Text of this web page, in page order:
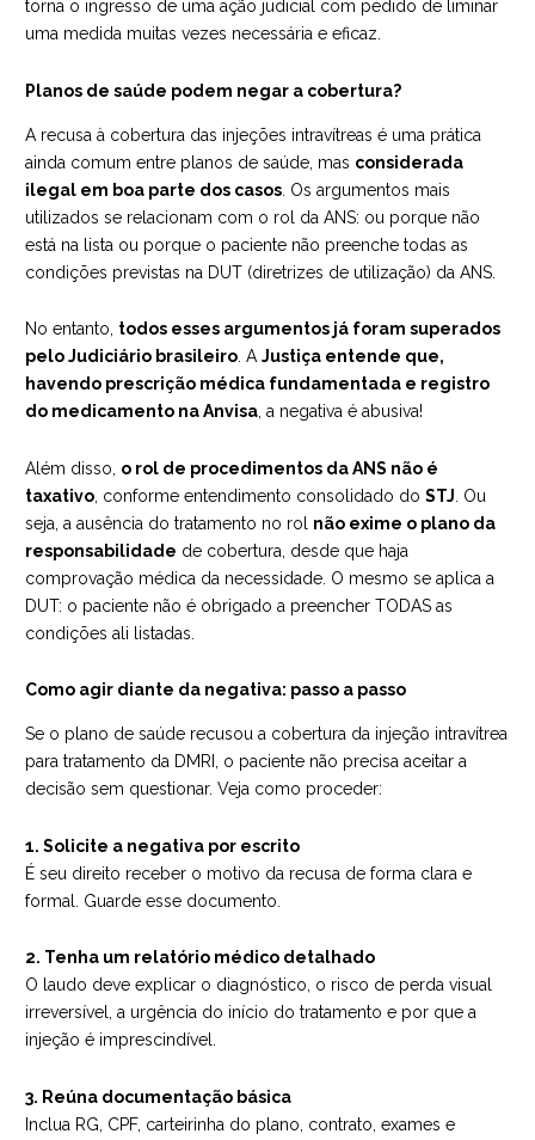
torna o ingresso de uma ação judicial com pedido de liminar
uma medida muitas vezes necessária e eficaz.
Planos de saúde podem negar a cobertura?
A recusa à cobertura das injeções intravítreas é uma prática
ainda comum entre planos de saúde, mas considerada
ilegal em boa parte dos casos . Os argumentos mais
utilizados se relacionam com o rol da ANS: ou porque não
está na lista ou porque o paciente não preenche todas as
condições previstas na DUT (diretrizes de utilização) da ANS.
No entanto, todos esses argumentos já foram superados
pelo Judiciário brasileiro. AJustiça entende que,
havendo prescrição médica fundamentada e registro
do medicamento na Anvisa, a negativa é abusiva!
Além disso, o rol de procedimentos da ANS não é
taxativo , conforme entendimento consolidado do STJ . Ou
seja, a ausência do tratamento no rol não exime o plano da
responsabilidade de cobertura, desde que haja
comprovação médica da necessidade. O mesmo se aplica a
DUT: o paciente não é obrigado a preencher TODAS as
condições ali listadas.
Como agir diante da negativa: passo a passo
Se o plano de saúde recusou a cobertura da injeção intravítrea
para tratamento da DMRI, o paciente não precisa aceitar a
decisão sem questionar. Veja como proceder:
1. Solicite a negativa por escrito
É seu direito receber o motivo da recusa de forma clara e
formal. Guarde esse documento.
2. Tenha um relatório médico detalhado
O laudo deve explicar o diagnóstico, o risco de perda visual
irreversível, a urgência do início do tratamento e por que a
injeção é imprescindível.
3. Reúna documentação básica
Inclua RG, CPF, carteirinha do plano, contrato, exames e